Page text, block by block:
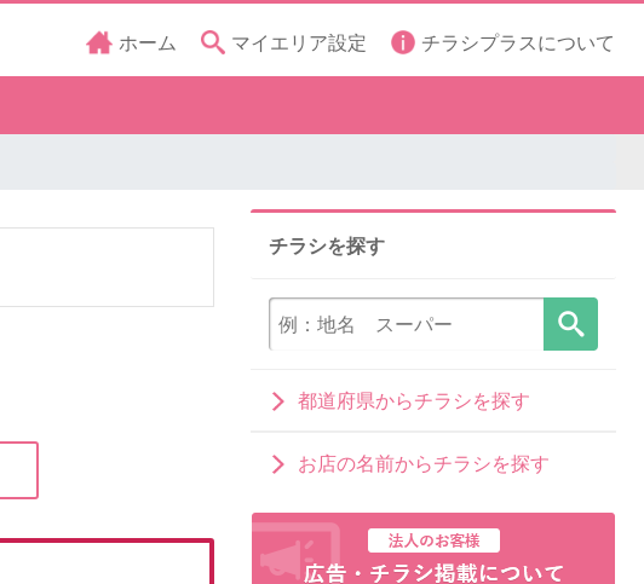
ホーム マイエリア設定 チラシプラスについて
チラシを探す
都道府県からチラシを探す
お店の名前からチラシを探す